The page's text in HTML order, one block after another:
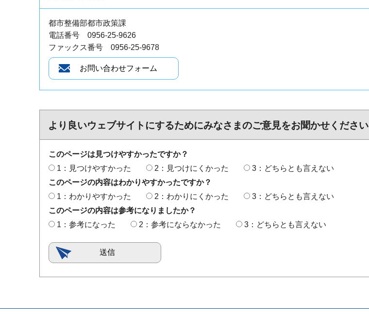
都市整備部都市政策課
電話番号 0956-25-9626
ファックス番号 0956-25-9678
より良いウェブサイトにするためにみなさまのご意見をお聞かせください
このページは見つけやすかったですか？
1：見つけやすかった
2：見つけにくかった
3：どちらとも言えない
このページの内容はわかりやすかったですか？
1：わかりやすかった
2：わかりにくかった
3：どちらとも言えない
このページの内容は参考になりましたか？
1：参考になった
2：参考にならなかった 3：どちらとも言えない